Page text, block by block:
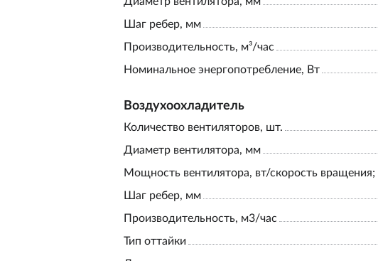
Шаг ребер, мм
Производительность, м³/час
Номинальное энергопотребление, Вт
Воздухоохладитель
Количество вентиляторов, шт.
Диаметр вентилятора, мм
Мощность вентилятора, вт/скорость
Шаг ребер, мм
Производительность, м3/час
Тип оттайки